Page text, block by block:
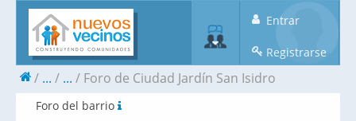
Entrar
Registrarse
... ... Foro de Ciudad Jardín San Isidro
Foro del barrio